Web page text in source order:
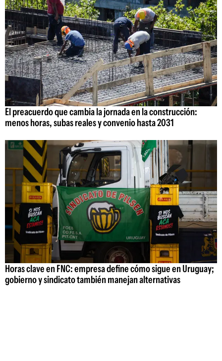
El preacuerdo que cambia la jornada en la construcción:
menos horas, subas reales y convenio hasta 2031
Horas clave en FNC: empresa define cómo sigue en Uruguay;
gobierno y sindicato también manejan alternativas